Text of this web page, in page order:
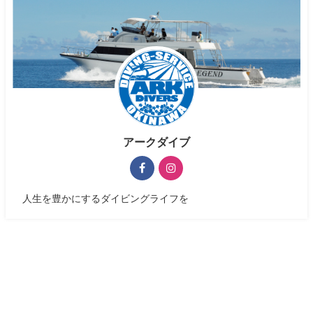
アークダイブ
人生を豊かにするダイビングライフを